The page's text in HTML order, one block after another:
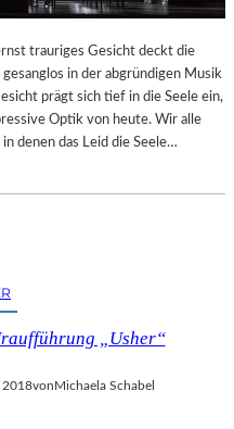
L
S
Ä
U
L
E
G
trauriges Gesicht deckt die
in der abgründigen Musik
prägt sich tief in die Seele ein,
Optik von heute. Wir alle
denen das Leid die Seele…
„Usher“
2018vonMichaela Schabel